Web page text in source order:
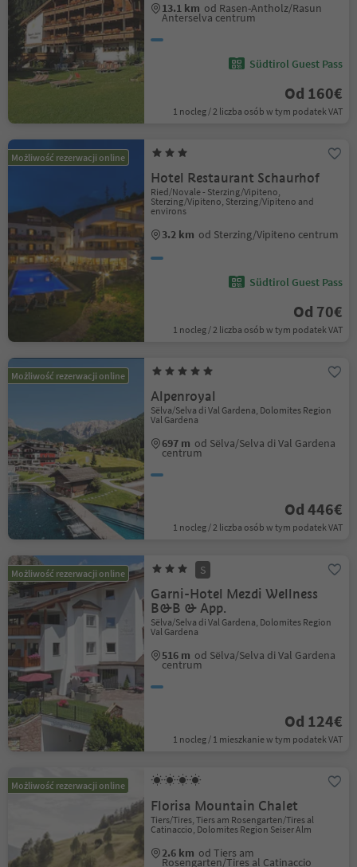
13.1 km od Rasen-Antholz/Rasun
Anterselva centrum
Südtirol Guest Pass
Od 160€
1 nocleg / 2 liczba osób w tym podatek VAT
Możliwość rezerwacji online
Hotel Restaurant Schaurhof
Ried/Novale - Sterzing/Vipiteno,
Sterzing/Vipiteno, Sterzing/Vipiteno and
environs
3.2 km od Sterzing/Vipiteno centrum
Südtirol Guest Pass
Od 70€
1 nocleg / 2 liczba osób w tym podatek VAT
Możliwość rezerwacji online
Alpenroyal
Sëlva/Selva di Val Gardena, Dolomites Region
Val Gardena
697 m od Sëlva/Selva di Val Gardena
centrum
Od 446€
1 nocleg / 2 liczba osób w tym podatek VAT
Możliwość rezerwacji online S
Garni-Hotel Mezdi Wellness
B&B & App.
Sëlva/Selva di Val Gardena, Dolomites Region
Val Gardena
516 m od Sëlva/Selva di Val Gardena
centrum
Od 124€
1 nocleg / 1 mieszkanie w tym podatek VAT
Możliwość rezerwacji online
Florisa Mountain Chalet
Tiers/Tires, Tiers am Rosengarten/Tires al
Catinaccio, Dolomites Region Seiser Alm
2.6 km od Tiers am
Rosengarten/Tires al Catinaccio